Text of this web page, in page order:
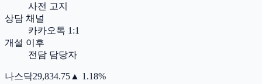
사전 고지
상담 채널
카카오톡 1:1
개설 이후
전담 담당자
나스닥29,834.75 ▲ 1.18%